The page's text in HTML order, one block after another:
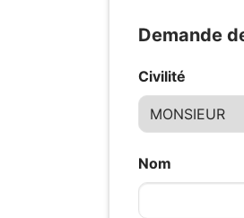
Demande
Civilité
Nom